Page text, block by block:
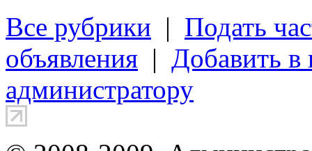
Все рубрики | Подать
объявления | Добавить в
администратору